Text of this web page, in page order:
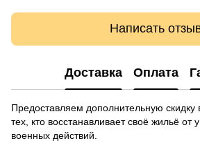
Написать
Доставка Оплата
Предоставляем дополнительную скидку
тех, кто восстанавливает своё жильё от
военных действий.